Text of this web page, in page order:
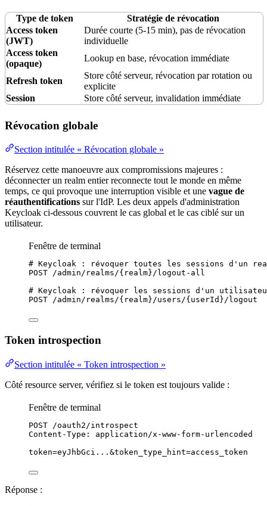
Type de token
Stratégie de révocation
Access token
(JWT)
Durée courte (5-15 min), pas de révocation
individuelle
Access token
(opaque)
Lookup en base, révocation immédiate
Refresh token
Store côté serveur, révocation par rotation ou
explicite
Session
Store côté serveur, invalidation immédiate
Révocation globale
Section intitulée « Révocation globale »
Réservez cette manoeuvre aux compromissions majeures :
déconnecter un realm entier reconnecte tout le monde en même
temps, ce qui provoque une interruption visible et une vague de
réauthentifications sur l'IdP. Les deux appels d'administration
Keycloak ci-dessous couvrent le cas global et le cas ciblé sur un
utilisateur.
Fenêtre de terminal
# Keycloak : révoquer toutes les sessions d'un
POST /admin/realms/{realm}/logout-all
# Keycloak : révoquer les sessions d'un
POST /admin/realms/{realm}/users/{userId}/logout
Token introspection
Section intitulée « Token introspection »
Côté resource server, vérifiez si le token est toujours valide :
Fenêtre de terminal
POST
/oauth2/introspect
Content-Type:
application/x-www-form-urlencoded
token=eyJhbGci... &token_type_hint=access_token
Réponse :